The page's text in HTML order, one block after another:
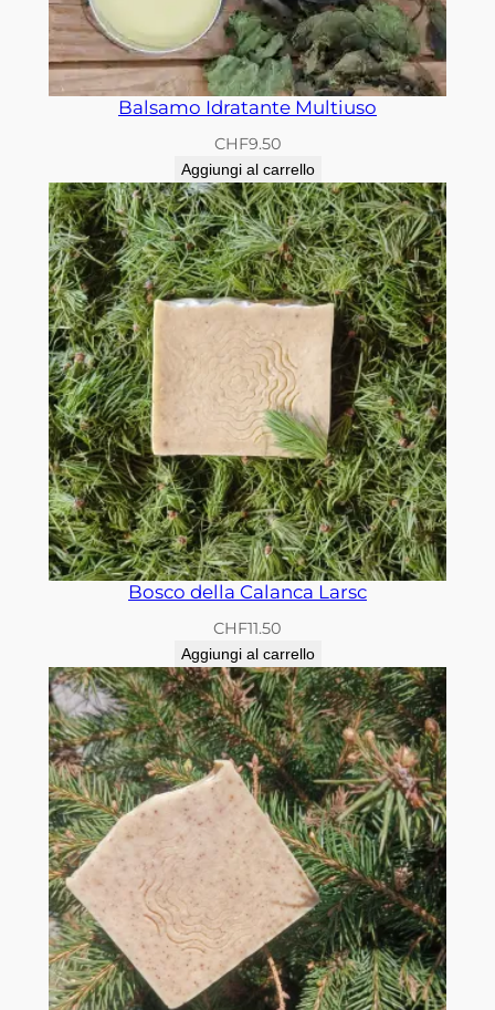
Balsamo Idratante Multiuso
CHF9.50
Aggiungi al carrello
Bosco della Calanca Larsc
CHF11.50
Aggiungi al carrello